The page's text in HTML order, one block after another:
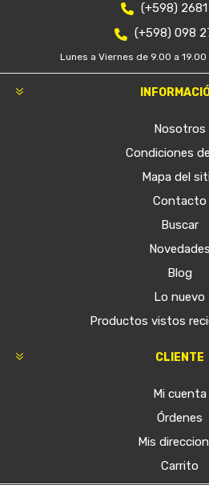
(+598)
(+598) 098
Lunes a Viernes de 9.00 a 19.00
Nosotros
Condiciones
Mapa del
Contacto
Buscar
Novedades
Blog
Lo nuevo
Productos vistos
CLIENTE
Mi cuenta
Órdenes
Mis
Carrito